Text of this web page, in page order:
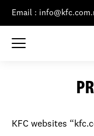
Email :
KFC websites